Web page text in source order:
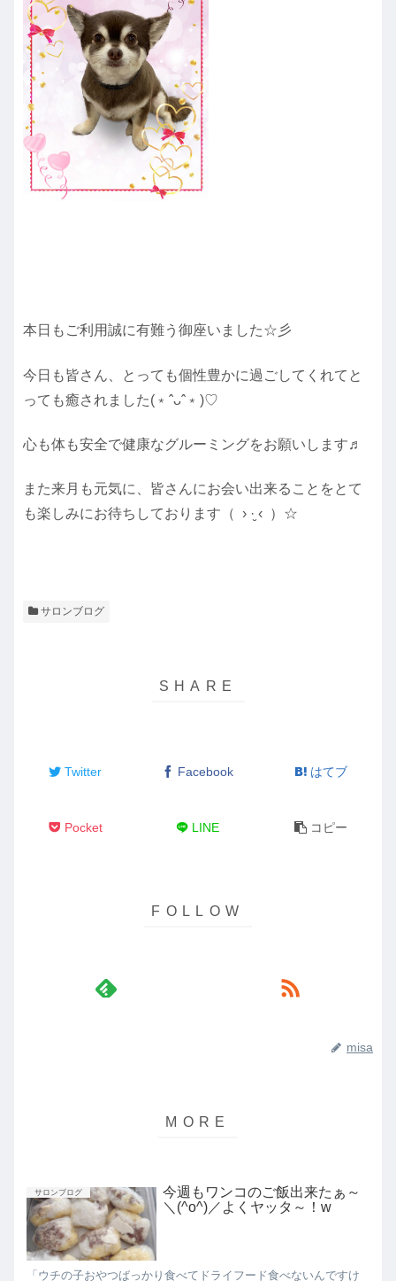
本日もご利用誠に有難う御座いました☆彡
今日も皆さん、とっても個性豊かに過ごしてくれてと
っても癒されました(﹡ˆᴗˆ﹡)♡
心も体も安全で健康なグルーミングをお願いします♬
また来月も元気に、皆さんにお会い出来ることをとて
も楽しみにお待ちしております（ › ·̮ ‹ ）☆
サロンブログ
Twitter Facebook はてブ
Pocket LINE コピー
misa
サロンブログ
今週もワンコのご飯出来たぁ～
＼(^o^)／よくヤッタ～！w
「ウチの子おやつばっかり食べてドライフード食べないんですけ